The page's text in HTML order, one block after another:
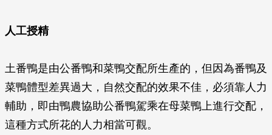
人工授精
土番鴨是由公番鴨和菜鴨交配所生產的，但因為番鴨及
菜鴨體型差異過大，自然交配的效果不佳，必須靠人力
輔助，即由鴨農協助公番鴨駕乘在母菜鴨上進行交配，
這種方式所花的人力相當可觀。